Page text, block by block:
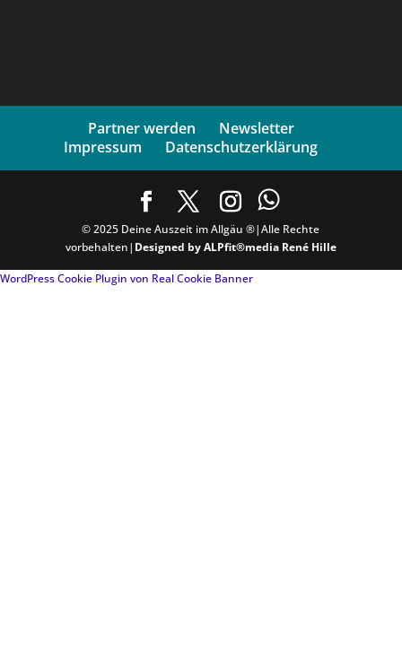
Partner werden
Newsletter
Impressum
Datenschutzerklärung
© 2025 Deine Auszeit im Allgäu ®|Alle Rechte
vorbehalten| Designed by ALPfit®media René Hille
WordPress Cookie Plugin von Real Cookie Banner